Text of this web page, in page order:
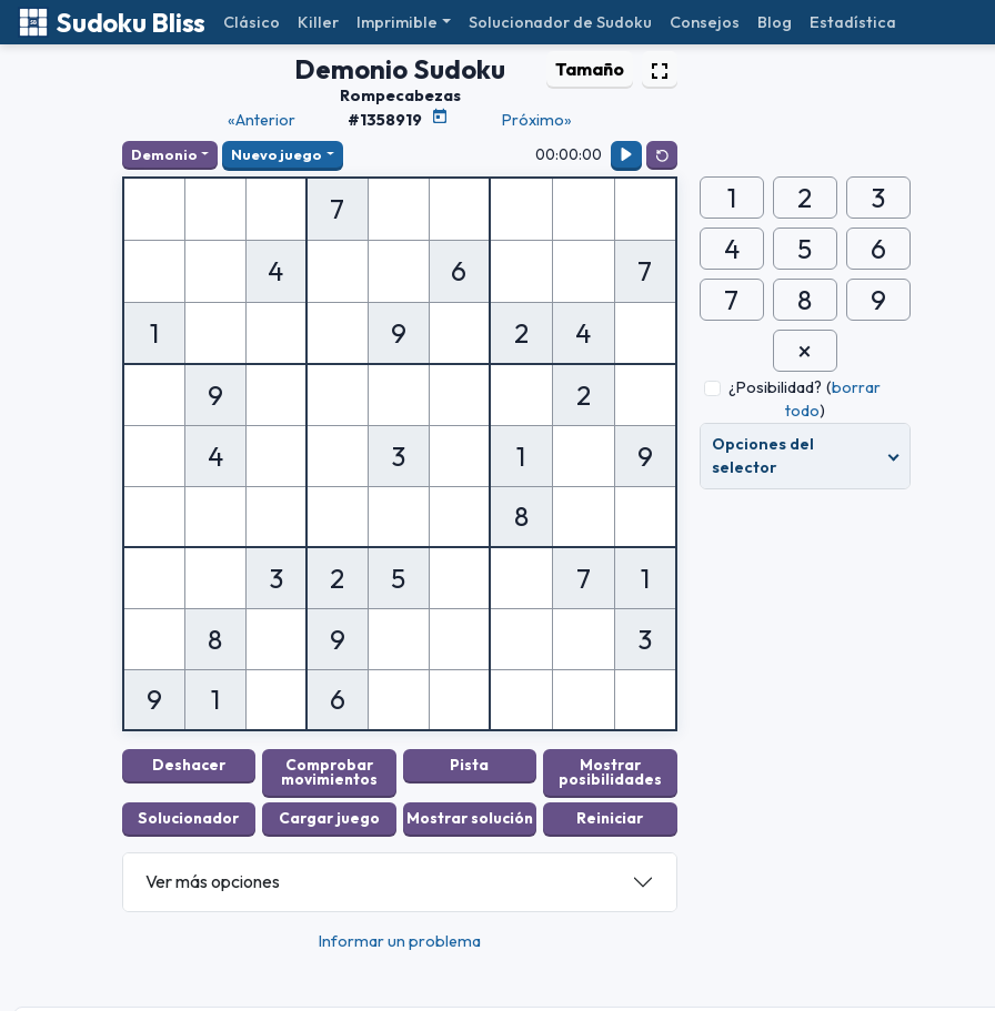
Sudoku Bliss Clásico Killer Imprimible Solucionador de Sudoku Consejos Blog Estadística
Demonio Sudoku Tamaño
«Anterior
Rompecabezas
#1358919
Próximo»
Demonio Nuevo juego 00:00:00
7
4
6
7
1
9 2
4
9
2
4
3 1
9
8
3
2 5 7
1
8
9
3
9
1 6
1 2
3
4
5
6
7
8 9
¿Posibilidad? (borrar
todo)
Opciones del
selector
Ver más opciones
Informar un problema